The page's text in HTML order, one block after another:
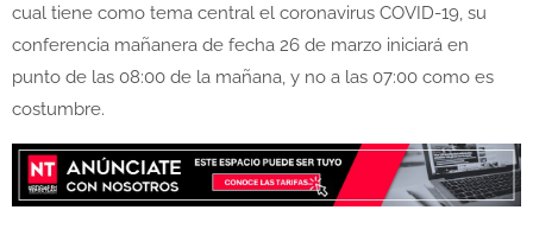
cual tiene como tema central el coronavirus COVID-19, su
conferencia mañanera de fecha 26 de marzo iniciará en
punto de las 08:00 de la mañana, y no a las 07:00 como es
costumbre.